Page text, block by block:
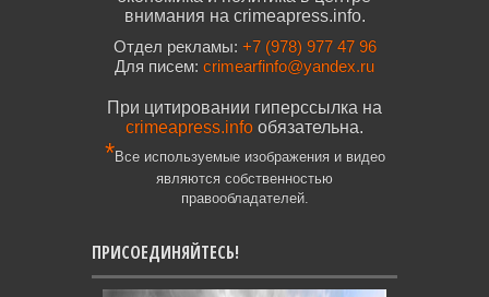
внимания на crimeapress.info.
Отдел рекламы: +7 (978) 977 47 96
Для писем: crimearfinfo@yandex.ru
При цитировании гиперссылка на
crimeapress.info обязательна.
*Все используемые изображения и видео
являются собственностью
правообладателей.
ПРИСОЕДИНЯЙТЕСЬ!